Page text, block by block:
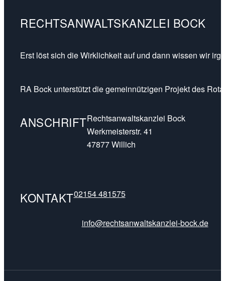
RECHTSANWALTSKANZLEI BOCK
Erst löst sich die Wirklichkeit auf und dann wissen wir
RA Bock unterstützt die gemeinnützigen Projekt des
ANSCHRIFTRechtsanwaltskanzlei Bock
Werkmeisterstr. 41
47877 Willich
KONTAKT02154 481575
info@rechtsanwaltskanzlei-bock.de